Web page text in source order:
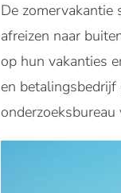
De zomervakantie
afreizen naar
op hun vakanties
en